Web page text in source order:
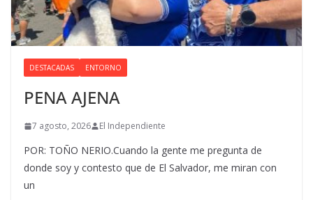
DESTACADAS ENTORNO
PENA AJENA
7 agosto, 2026 El Independiente
POR: TOÑO NERIO.Cuando la gente me pregunta de
donde soy y contesto que de El Salvador, me miran con
un